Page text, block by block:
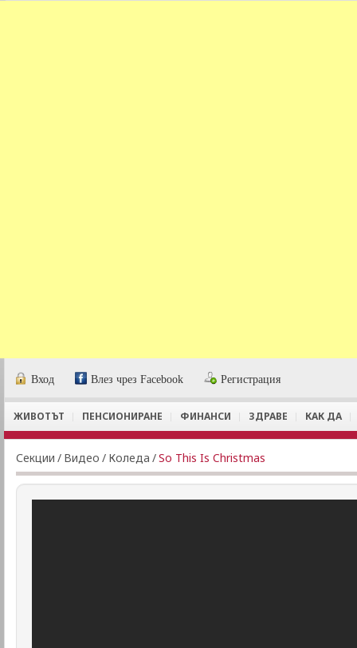
Вход Влез чрез Facebook Регистрация
ЖИВОТЪТ ПЕНСИОНИРАНЕ ФИНАНСИ ЗДРАВЕ КАК ДА
Секции / Видеo / Коледа /So This Is Christmas